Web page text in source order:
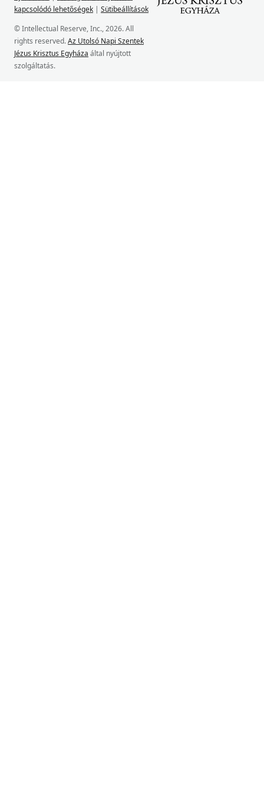
kapcsolódó lehetőségek | Sütibeállítások
© Intellectual Reserve, Inc., 2026. All
rights reserved.Az Utolsó Napi Szentek
Jézus Krisztus Egyháza által nyújtott
szolgáltatás.